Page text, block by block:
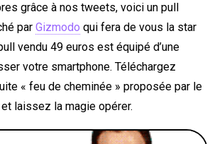
grâce à nos tweets, voici un pull
par Gizmodo qui fera de vous la star
vendu 49 euros est équipé d’une
votre smartphone. Téléchargez
« feu de cheminée » proposée par le
laissez la magie opérer.